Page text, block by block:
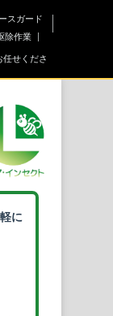
スガード
除作業
せくださ
に